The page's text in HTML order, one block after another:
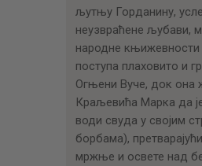
љутњу Горданину,
неузвраћене љубави,
народне
поступа плаховито и
Огњени Вуче, док она
Краљевића Марка да
води свуда у својим
борбама),
мржње и освете над